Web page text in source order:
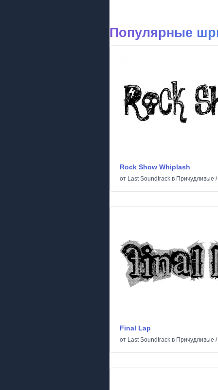
Популярные
Rock Show Whiplash
от Last Soundtrack в Причудливые /
Final Lap
от Last Soundtrack в Причудливые /